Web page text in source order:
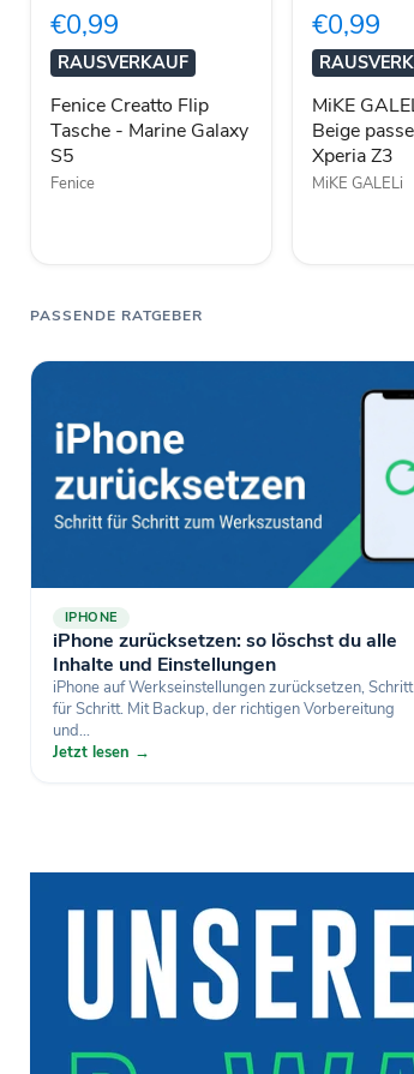
-
Marine
Galaxy
S5
€0,99
RAUSVERKAUF
Fenice Creatto Flip
Tasche - Marine Galaxy
S5
Fenice
Beige
passend
für
Sony
Xperia
Z3
€0,99
MiKE
Beige
Xperia Z3
MiKE GALELi
PASSENDE RATGEBER
IPHONE
iPhone zurücksetzen: so löschst du alle
Inhalte und Einstellungen
iPhone auf Werkseinstellungen zurücksetzen, Schritt
für Schritt. Mit Backup, der richtigen Vorbereitung
und...
Jetzt lesen →